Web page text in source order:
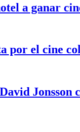
a ganar
por el cine
Jonsson